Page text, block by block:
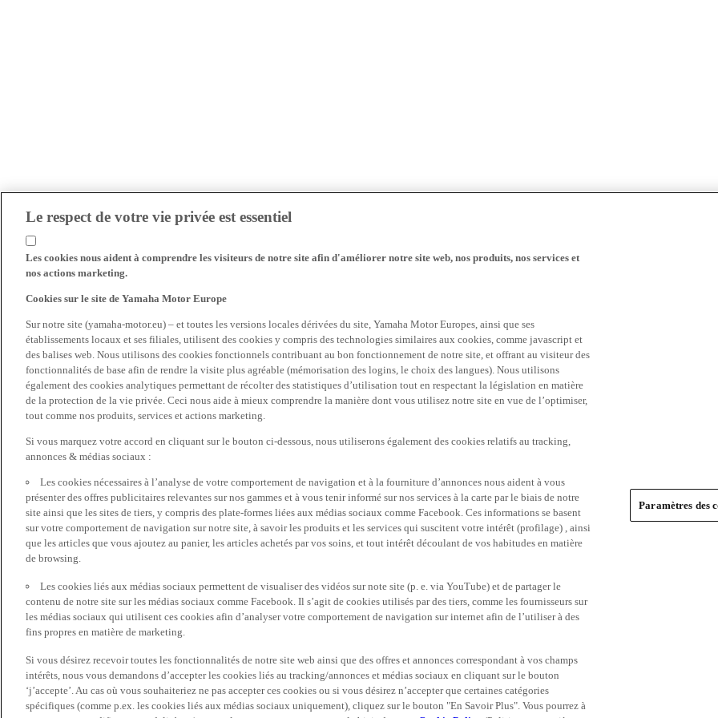
Le respect de votre vie privée est essentiel
Les cookies nous aident à comprendre les visiteurs de notre site afin d'améliorer notre site web, nos produits, nos services et
nos actions marketing.
Cookies sur le site de Yamaha Motor Europe
Sur notre site (yamaha-motor.eu) – et toutes les versions locales dérivées du site, Yamaha Motor Europes, ainsi que ses
établissements locaux et ses filiales, utilisent des cookies y compris des technologies similaires aux cookies, comme javascript et
des balises web. Nous utilisons des cookies fonctionnels contribuant au bon fonctionnement de notre site, et offrant au visiteur des
fonctionnalités de base afin de rendre la visite plus agréable (mémorisation des logins, le choix des langues). Nous utilisons
également des cookies analytiques permettant de récolter des statistiques d’utilisation tout en respectant la législation en matière
de la protection de la vie privée. Ceci nous aide à mieux comprendre la manière dont vous utilisez notre site en vue de l’optimiser,
tout comme nos produits, services et actions marketing.
Si vous marquez votre accord en cliquant sur le bouton ci-dessous, nous utiliserons également des cookies relatifs au tracking,
annonces & médias sociaux :
Les cookies nécessaires à l’analyse de votre comportement de navigation et à la fourniture d’annonces nous aident à vous
présenter des offres publicitaires relevantes sur nos gammes et à vous tenir informé sur nos services à la carte par le biais de notre
site ainsi que les sites de tiers, y compris des plate-formes liées aux médias sociaux comme Facebook. Ces informations se basent
sur votre comportement de navigation sur notre site, à savoir les produits et les services qui suscitent votre intérêt (profilage) , ainsi
que les articles que vous ajoutez au panier, les articles achetés par vos soins, et tout intérêt découlant de vos habitudes en matière
de browsing.
Les cookies liés aux médias sociaux permettent de visualiser des vidéos sur note site (p. e. via YouTube) et de partager le
contenu de notre site sur les médias sociaux comme Facebook. Il s’agit de cookies utilisés par des tiers, comme les fournisseurs sur
les médias sociaux qui utilisent ces cookies afin d’analyser votre comportement de navigation sur internet afin de l’utiliser à des
fins propres en matière de marketing.
Si vous désirez recevoir toutes les fonctionnalités de notre site web ainsi que des offres et annonces correspondant à vos champs
intérêts, nous vous demandons d’accepter les cookies liés au tracking/annonces et médias sociaux en cliquant sur le bouton
‘j’accepte’. Au cas où vous souhaiteriez ne pas accepter ces cookies ou si vous désirez n’accepter que certaines catégories
spécifiques (comme p.ex. les cookies liés aux médias sociaux uniquement), cliquez sur le bouton "En Savoir Plus". Vous pourrez à
Paramètres des